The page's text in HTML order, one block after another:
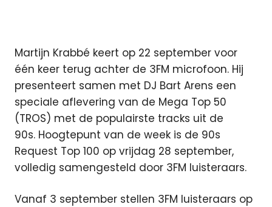
Martijn Krabbé keert op 22 september voor
één keer terug achter de 3FM microfoon. Hij
presenteert samen met DJ Bart Arens een
speciale aflevering van de Mega Top 50
(TROS) met de populairste tracks uit de
90s. Hoogtepunt van de week is de 90s
Request Top 100 op vrijdag 28 september,
volledig samengesteld door 3FM luisteraars.
Vanaf 3 september stellen 3FM luisteraars op